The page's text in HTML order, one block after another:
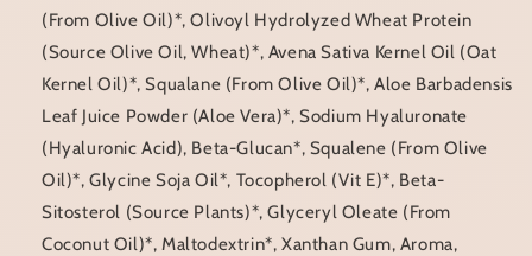
(From Olive Oil)*, Olivoyl Hydrolyzed Wheat Protein
(Source Olive Oil, Wheat)*, Avena Sativa Kernel Oil (Oat
Kernel Oil)*, Squalane (From Olive Oil)*, Aloe Barbadensis
Leaf Juice Powder (Aloe Vera)*, Sodium Hyaluronate
(Hyaluronic Acid), Beta-Glucan*, Squalene (From Olive
Oil)*, Glycine Soja Oil*, Tocopherol (Vit E)*, Beta-
Sitosterol (Source Plants)*, Glyceryl Oleate (From
Coconut Oil)*, Maltodextrin*, Xanthan Gum, Aroma,